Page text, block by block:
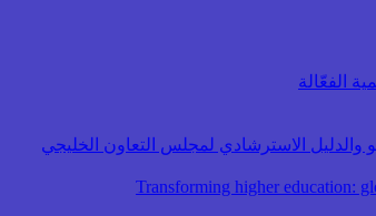
الفعّالة
والدليل الاسترشادي لمجلس التعاون الخليجي